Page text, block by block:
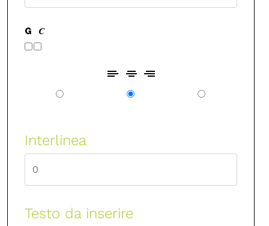
Interlinea
Testo da inserire